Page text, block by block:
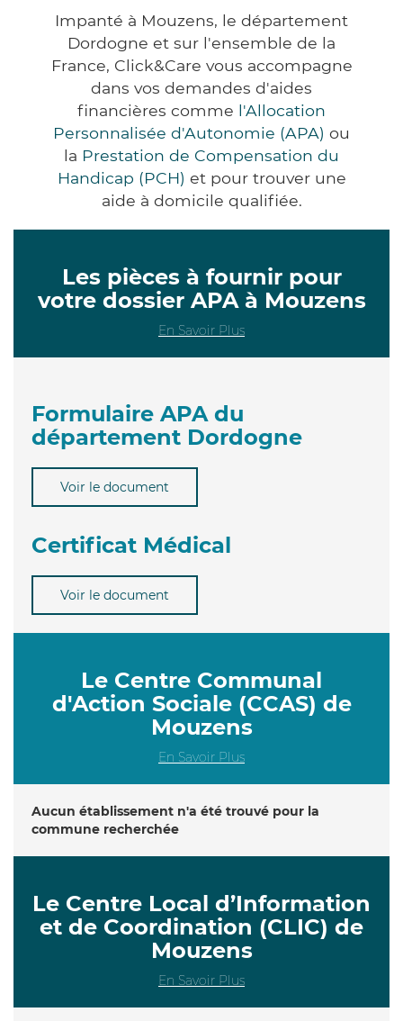
Impanté à Mouzens, le département
Dordogne et sur l'ensemble de la
France, Click&Care vous accompagne
dans vos demandes d'aides
financières comme l'Allocation
Personnalisée d'Autonomie (APA) ou
la Prestation de Compensation du
Handicap (PCH) et pour trouver une
aide à domicile qualifiée.
Les pièces à fournir pour
votre dossier APA à Mouzens
En Savoir Plus
Formulaire APA du
département Dordogne
Voir le document
Certificat Médical
Voir le document
Le Centre Communal
d'Action Sociale (CCAS) de
Mouzens
En Savoir Plus
Aucun établissement n'a été trouvé pour la
commune recherchée
Le Centre Local d’Information
et de Coordination (CLIC) de
Mouzens
En Savoir Plus